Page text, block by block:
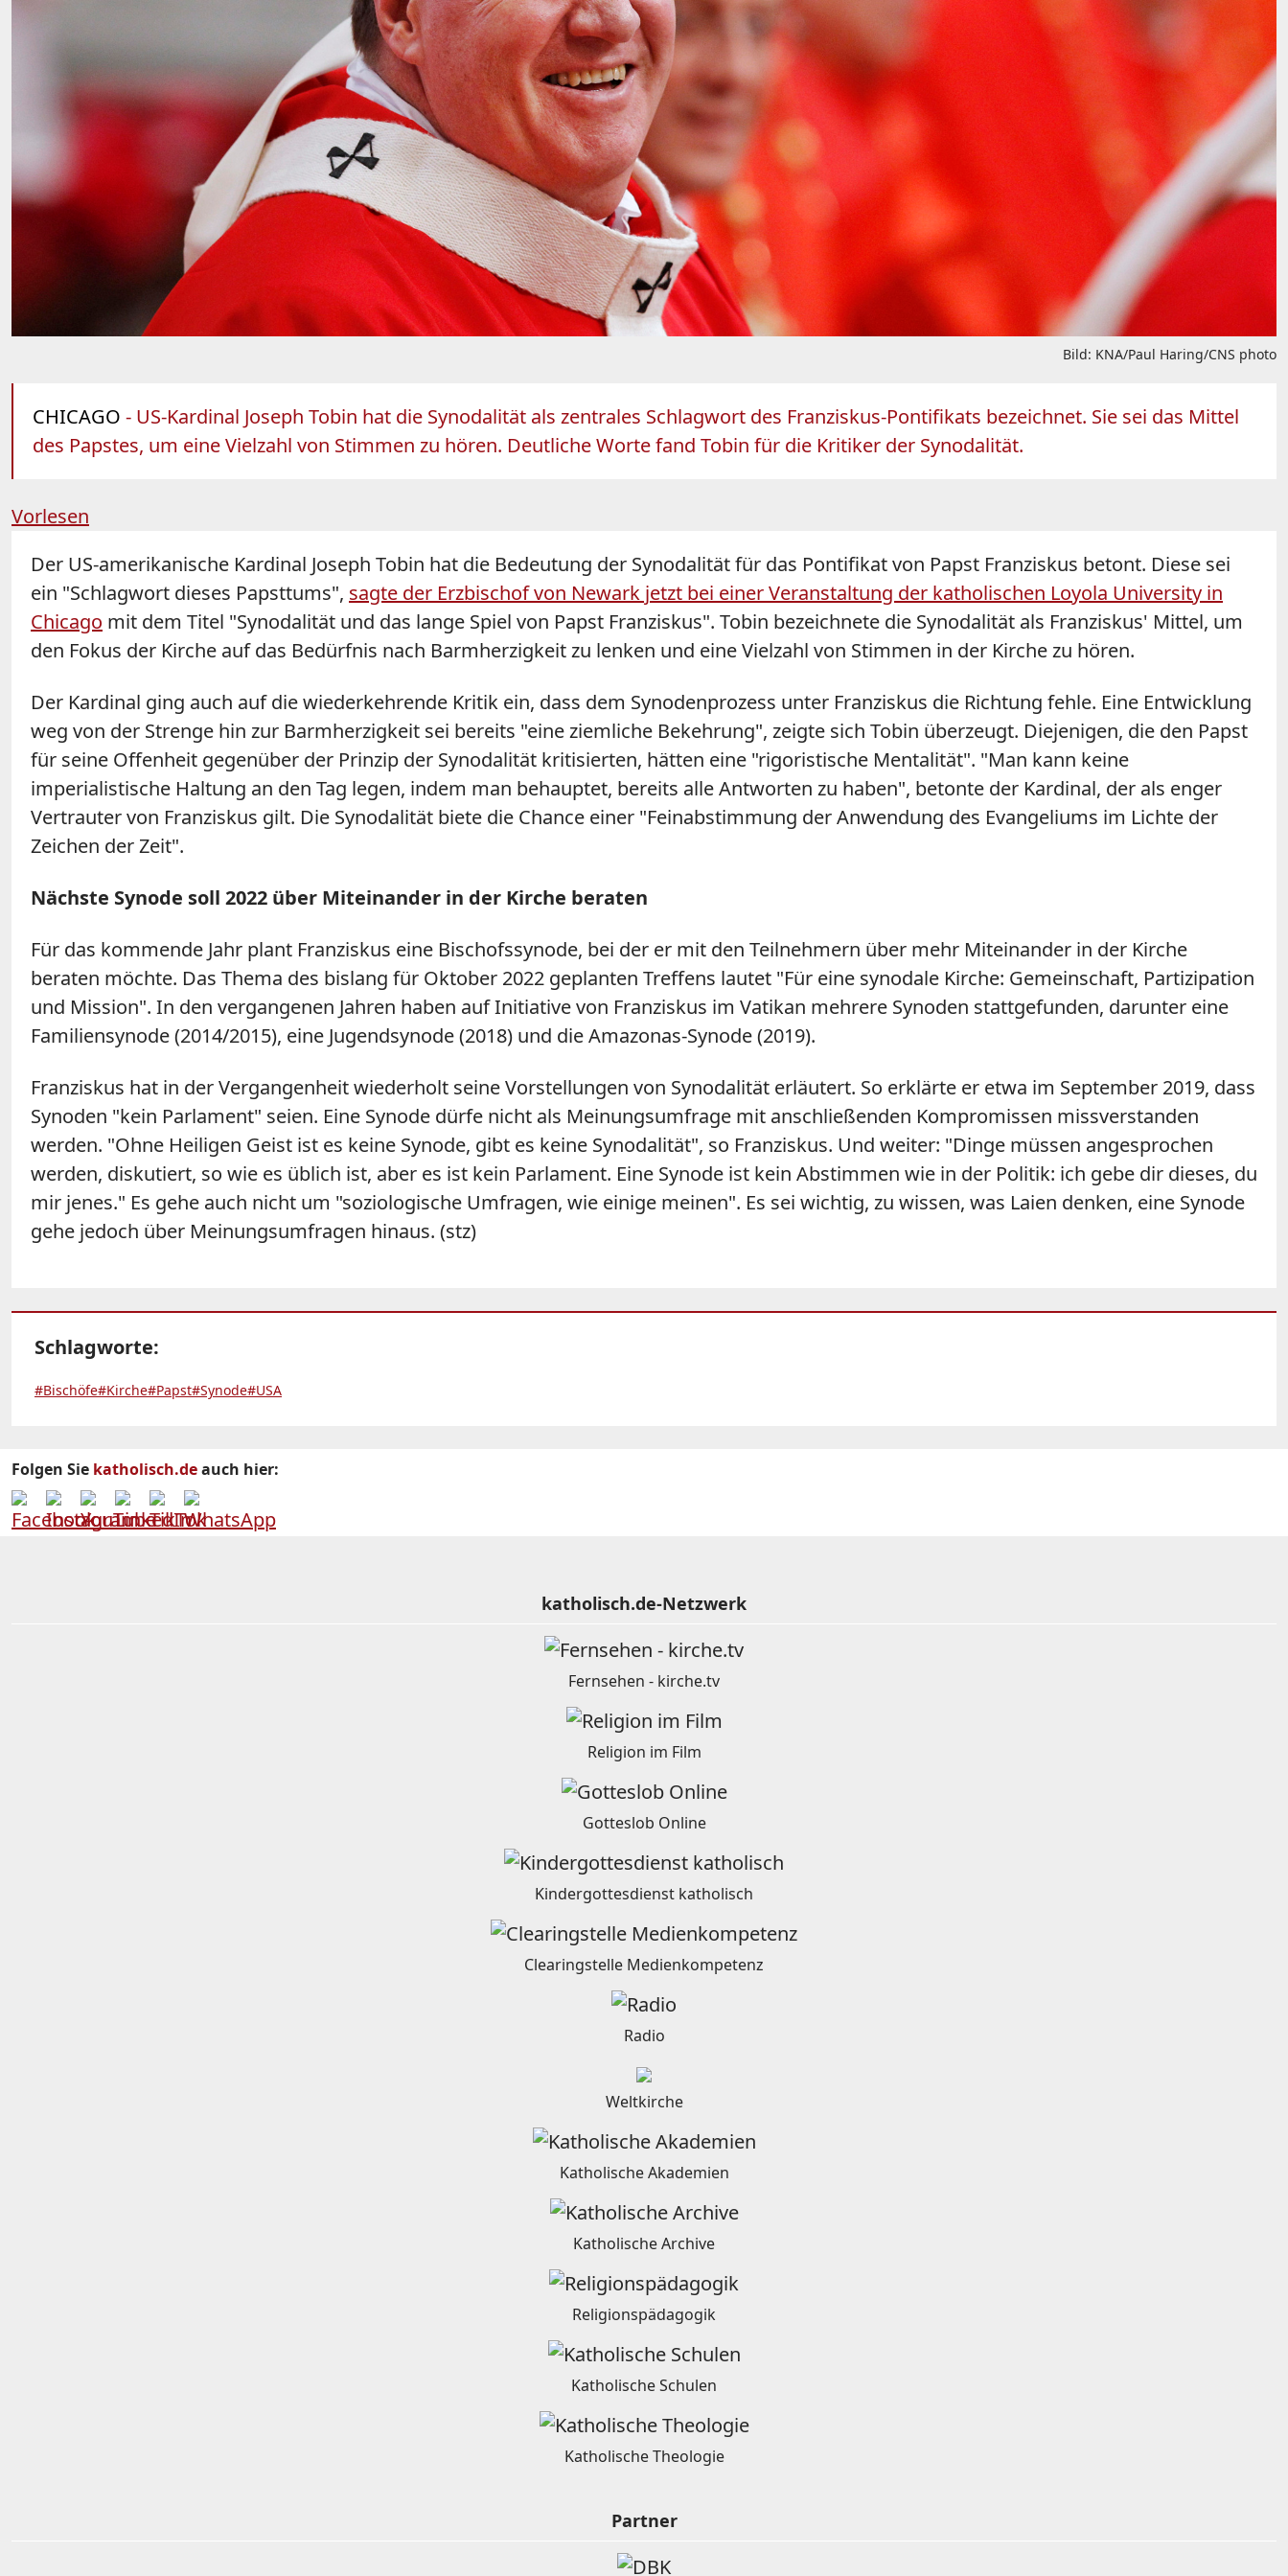
Bild: KNA/Paul Haring/CNS photo
CHICAGO - US-Kardinal Joseph Tobin hat die Synodalität als zentrales Schlagwort des Franziskus-Pontifikats bezeichnet. Sie sei das Mittel
des Papstes, um eine Vielzahl von Stimmen zu hören. Deutliche Worte fand Tobin für die Kritiker der Synodalität.
Vorlesen
Der US-amerikanische Kardinal Joseph Tobin hat die Bedeutung der Synodalität für das Pontifikat von Papst Franziskus betont. Diese sei
ein "Schlagwort dieses Papsttums", sagte der Erzbischof von Newark jetzt bei einer Veranstaltung der katholischen Loyola University in
Chicago mit dem Titel "Synodalität und das lange Spiel von Papst Franziskus". Tobin bezeichnete die Synodalität als Franziskus' Mittel, um
den Fokus der Kirche auf das Bedürfnis nach Barmherzigkeit zu lenken und eine Vielzahl von Stimmen in der Kirche zu hören.
Der Kardinal ging auch auf die wiederkehrende Kritik ein, dass dem Synodenprozess unter Franziskus die Richtung fehle. Eine Entwicklung
weg von der Strenge hin zur Barmherzigkeit sei bereits "eine ziemliche Bekehrung", zeigte sich Tobin überzeugt. Diejenigen, die den Papst
für seine Offenheit gegenüber der Prinzip der Synodalität kritisierten, hätten eine "rigoristische Mentalität". "Man kann keine
imperialistische Haltung an den Tag legen, indem man behauptet, bereits alle Antworten zu haben", betonte der Kardinal, der als enger
Vertrauter von Franziskus gilt. Die Synodalität biete die Chance einer "Feinabstimmung der Anwendung des Evangeliums im Lichte der
Zeichen der Zeit".
Nächste Synode soll 2022 über Miteinander in der Kirche beraten
Für das kommende Jahr plant Franziskus eine Bischofssynode, bei der er mit den Teilnehmern über mehr Miteinander in der Kirche
beraten möchte. Das Thema des bislang für Oktober 2022 geplanten Treffens lautet "Für eine synodale Kirche: Gemeinschaft, Partizipation
und Mission". In den vergangenen Jahren haben auf Initiative von Franziskus im Vatikan mehrere Synoden stattgefunden, darunter eine
Familiensynode (2014/2015), eine Jugendsynode (2018) und die Amazonas-Synode (2019).
Franziskus hat in der Vergangenheit wiederholt seine Vorstellungen von Synodalität erläutert. So erklärte er etwa im September 2019, dass
Synoden "kein Parlament" seien. Eine Synode dürfe nicht als Meinungsumfrage mit anschließenden Kompromissen missverstanden
werden. "Ohne Heiligen Geist ist es keine Synode, gibt es keine Synodalität", so Franziskus. Und weiter: "Dinge müssen angesprochen
werden, diskutiert, so wie es üblich ist, aber es ist kein Parlament. Eine Synode ist kein Abstimmen wie in der Politik: ich gebe dir dieses, du
mir jenes." Es gehe auch nicht um "soziologische Umfragen, wie einige meinen". Es sei wichtig, zu wissen, was Laien denken, eine Synode
gehe jedoch über Meinungsumfragen hinaus. (stz)
Schlagworte:
#Bischöfe#Kirche#Papst#Synode#USA
Folgen Sie katholisch.deauch hier:
katholisch.de-Netzwerk
Fernsehen - kirche.tv
Religion im Film
Gotteslob Online
Kindergottesdienst katholisch
Clearingstelle Medienkompetenz
Radio
Weltkirche
Katholische Akademien
Katholische Archive
Religionspädagogik
Katholische Schulen
Katholische Theologie
Partner